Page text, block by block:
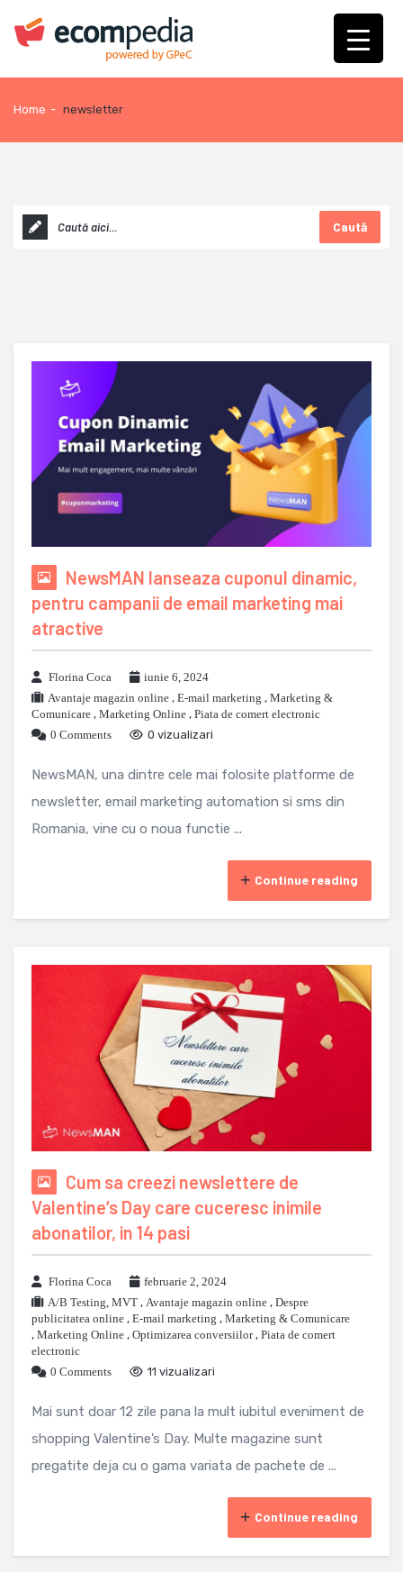
Home - newsletter
Caută
NewsMAN lanseaza cuponul dinamic,
pentru campanii de email marketing mai
atractive
Florina Coca
iunie 6, 2024
Avantaje magazin online , E-mail marketing , Marketing &
Comunicare , Marketing Online , Piata de comert electronic
0 Comments
0 vizualizari
NewsMAN, una dintre cele mai folosite platforme de
newsletter, email marketing automation si sms din
Romania, vine cu o noua functie ...
Continue reading
Cum sa creezi newslettere de
Valentine’s Day care cuceresc inimile
abonatilor, in 14 pasi
Florina Coca
februarie 2, 2024
A/B Testing, MVT , Avantaje magazin online , Despre
publicitatea online , E-mail marketing , Marketing & Comunicare
, Marketing Online , Optimizarea conversiilor, Piata de comert
electronic
0 Comments
11 vizualizari
Mai sunt doar 12 zile pana la mult iubitul eveniment de
shopping Valentine’s Day. Multe magazine sunt
pregatite deja cu o gama variata de pachete de ...
Continue reading